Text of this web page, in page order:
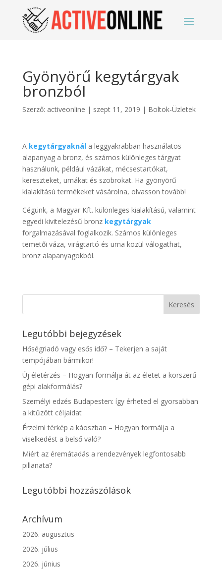
Gyönyörű kegytárgyak
bronzból
Szerző: activeonline | szept 11, 2019 | Boltok-Üzletek
A kegytárgyaknál a leggyakrabban használatos
alapanyag a bronz, és számos különleges tárgyat
használunk, például vázákat, mécsestartókat,
kereszteket, urnákat és szobrokat. Ha gyönyörű
kialakítású termékeket vásárolna, olvasson tovább!
Cégünk, a Magyar Kft. különleges kialakítású, valamint
egyedi kivitelezésű bronz kegytárgyak
forgalmazásával foglalkozik. Számos különleges
temetői váza, virágtartó és urna közül válogathat,
bronz alapanyagokból.
Legutóbbi bejegyzések
Hőségriadó vagy esős idő? – Tekerjen a saját
tempójában bármikor!
Új életérzés – Hogyan formálja át az életet a korszerű
gépi alakformálás?
Személyi edzés Budapesten: így érheted el gyorsabban
a kitűzött céljaidat
Érzelmi térkép a káoszban – Hogyan formálja a
viselkedést a belső való?
Miért az éremátadás a rendezvények legfontosabb
pillanata?
Legutóbbi hozzászólások
Archívum
2026. augusztus
2026. július
2026. június